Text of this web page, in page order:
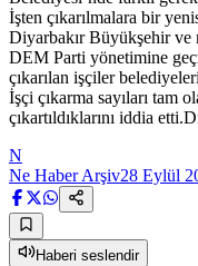
İşten çıkarılmalara bir
Diyarbakır Büyükşehir ve
DEM Parti yönetimine
çıkarılan işçiler
İşçi çıkarma sayıları tam
çıkartıldıklarını iddia
N
Ne Haber Arşiv28 Eylül
Haberi seslendir